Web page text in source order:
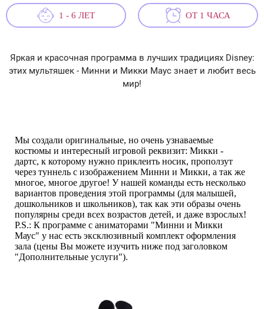
Яркая и красочная программа в лучших традициях Disney:
этих мультяшек - Минни и Микки Маус знает и любит весь
мир!
1 - 6 ЛЕТ ОТ 1 ЧАСА
Мы создали оригинальные, но очень узнаваемые
костюмы и интересный игровой реквизит: Микки -
дартс, к которому нужно приклеить носик, проползут
через туннель с изображением Минни и Микки, а так же
многое, многое другое! У нашей команды есть несколько
вариантов проведения этой программы (для малышей,
дошкольников и школьников), так как эти образы очень
популярны среди всех возрастов детей, и даже взрослых!
P.S.: К программе с аниматорами "Минни и Микки
Маус" у нас есть эксклюзивный комплект оформления
зала (цены Вы можете изучить ниже под заголовком
"Дополнительные услуги").